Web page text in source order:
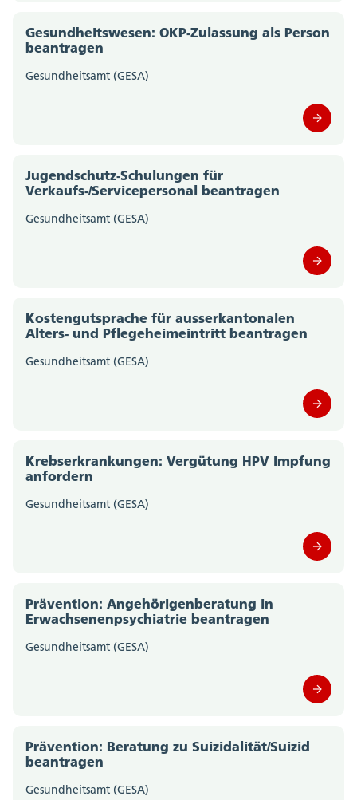
Gesundheitswesen: OKP-Zulassung als Person
beantragen
Gesundheitsamt (GESA)
Jugendschutz-Schulungen für
Verkaufs-/Servicepersonal beantragen
Gesundheitsamt (GESA)
Kostengutsprache für ausserkantonalen
Alters- und Pflegeheimeintritt beantragen
Gesundheitsamt (GESA)
Krebserkrankungen: Vergütung HPV Impfung
anfordern
Gesundheitsamt (GESA)
Prävention: Angehörigenberatung in
Erwachsenenpsychiatrie beantragen
Gesundheitsamt (GESA)
Prävention: Beratung zu Suizidalität/Suizid
beantragen
Gesundheitsamt (GESA)